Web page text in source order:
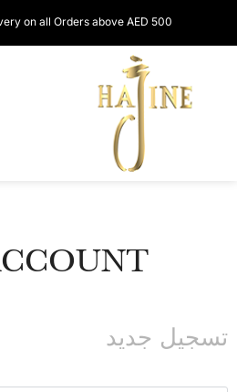
on all Orders above AED 500
تسجيل جديد